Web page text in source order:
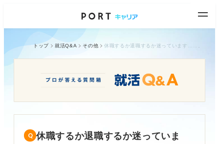
トップ 就活Q&A その他 休職するか退職するか迷っています……。
休職するか退職するか迷っていま